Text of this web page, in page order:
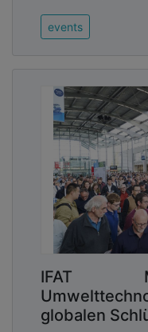
events
IFAT
globalen